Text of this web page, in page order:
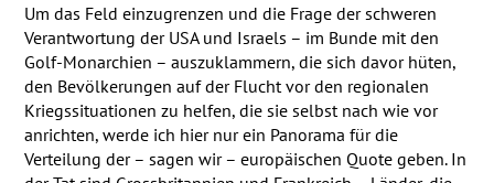
Um das Feld einzugrenzen und die Frage der schweren
Verantwortung der USAund Israels – im Bunde mit den
Golf-Monarchien – auszuklammern, die sich davor hüten,
den Bevölkerungen auf der Flucht vor den regionalen
Kriegssituationen zu helfen, die sie selbst nach wie vor
anrichten, werde ich hier nur ein Panorama für die
Verteilung der – sagen wir – europäischen Quote geben. In